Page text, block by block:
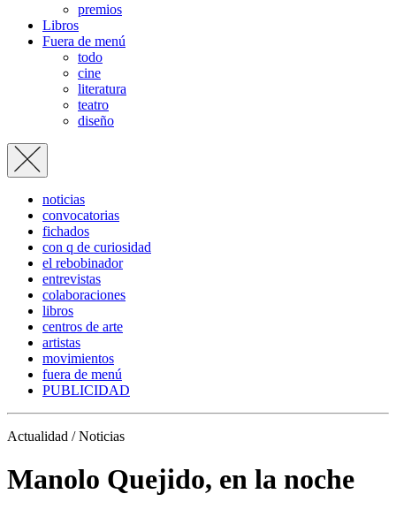
premios
Libros
Fuera de menú
todo
cine
literatura
teatro
diseño
noticias
convocatorias
fichados
con q de curiosidad
el rebobinador
entrevistas
colaboraciones
libros
centros de arte
artistas
movimientos
fuera de menú
PUBLICIDAD
Actualidad / Noticias
Manolo Quejido, en la noche